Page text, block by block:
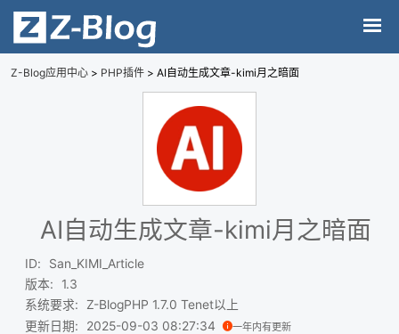
Z-Blog应用中心 > PHP插件 > AI自动生成文章-kimi月之暗面
AI自动生成文章-kimi月之暗面
ID:
San_KIMI_Article
版本:
1.3
系统要求:
Z-BlogPHP 1.7.0 Tenet以上
更新日期: 2025-09-03 08:27:34 一年内有更新